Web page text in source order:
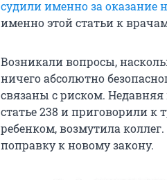
судили именно за оказание
именно этой статьи к
Возникали вопросы,
ничего абсолютно
связаны с риском.
статье 238 и приговорили
ребенком, возмутила
поправку к новому закону.